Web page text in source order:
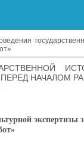
НАЧАЛОМ
экспертизы